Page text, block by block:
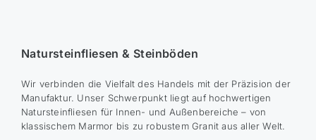
Natursteinfliesen & Steinböden
Wir verbinden die Vielfalt des Handels mit der Präzision der
Manufaktur. Unser Schwerpunkt liegt auf hochwertigen
Natursteinfliesen für Innen- und Außenbereiche – von
klassischem Marmor bis zu robustem Granit aus aller Welt.